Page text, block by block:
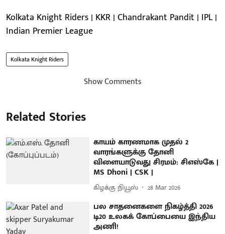
Kolkata Knight Riders | KKR | Chandrakant Pandit | IPL |
Indian Premier League
Kolkata Knight Riders
Show Comments
Related Stories
காயம் காரணமாக முதல் 2
வாரங்களுக்கு தோனி
விளையாடுவது சிரமம்: சிஎஸ்கே |
MS Dhoni | CSK |
கிழக்கு நியூஸ் 28 Mar 2026
பல சாதனைகளை நிகழ்த்தி 2026
டி20 உலகக் கோப்பையை இந்திய
அணி!